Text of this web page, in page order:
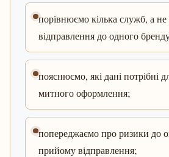
порівнюємо кілька служб, а
відправлення до одного
пояснюємо, які дані потрібні
митного оформлення;
попереджаємо про ризики до
прийому відправлення;